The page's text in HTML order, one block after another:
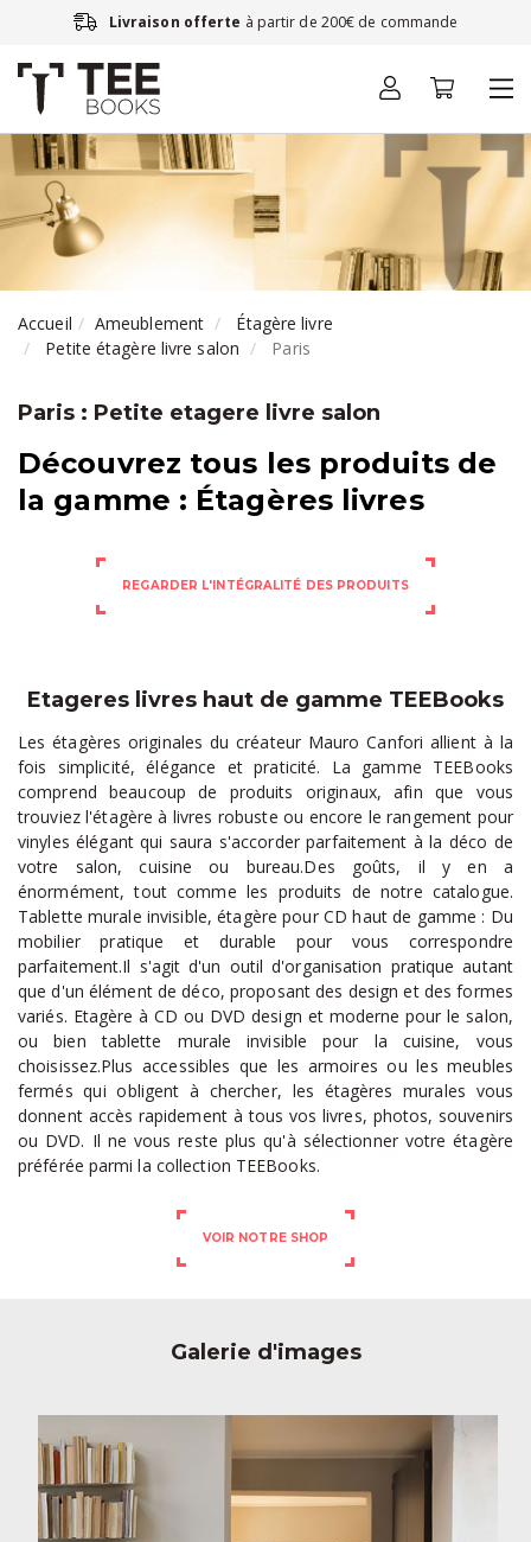
Livraison offerte à partir de 200€ de commande
Accueil Ameublement
Étagère livre
Petite étagère livre salon
Paris
Paris : Petite etagere livre salon
Découvrez tous les produits de
la gamme : Étagères livres
REGARDER L'INTÉGRALITÉ DES PRODUITS
Etageres livres haut de gamme TEEBooks
Les étagères originales du créateur Mauro Canfori allient à la
fois simplicité, élégance et praticité. La gamme TEEBooks
comprend beaucoup de produits originaux, afin que vous
trouviez l'étagère à livres robuste ou encore le rangement pour
vinyles élégant qui saura s'accorder parfaitement à la déco de
votre salon, cuisine ou bureau.Des goûts, il y en a
énormément, tout comme les produits de notre catalogue.
Tablette murale invisible, étagère pour CD haut de gamme : Du
mobilier pratique et durable pour vous correspondre
parfaitement.Il s'agit d'un outil d'organisation pratique autant
que d'un élément de déco, proposant des design et des formes
variés. Etagère à CD ou DVD design et moderne pour le salon,
ou bien tablette murale invisible pour la cuisine, vous
choisissez.Plus accessibles que les armoires ou les meubles
fermés qui obligent à chercher, les étagères murales vous
donnent accès rapidement à tous vos livres, photos, souvenirs
ou DVD. Il ne vous reste plus qu'à sélectionner votre étagère
préférée parmi la collection TEEBooks.
VOIR NOTRE SHOP
Galerie d'images